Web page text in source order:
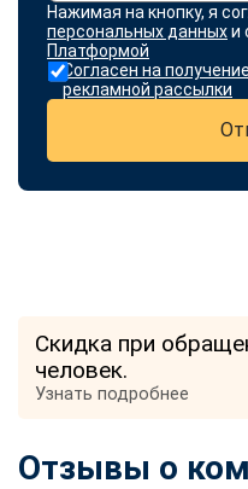
Нажимая на кнопку, я
персональных данныхи
Платформой
Согласен на
рекламной рассылки
Скидка при
человек.
Узнать подробнее
Отзывы о